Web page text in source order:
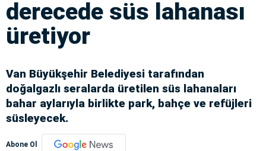
derecede süs lahanası
üretiyor
Van Büyükşehir Belediyesi tarafından
doğalgazlı seralarda üretilen süs lahanaları
bahar aylarıyla birlikte park, bahçe ve refüjleri
süsleyecek.
Abone Ol